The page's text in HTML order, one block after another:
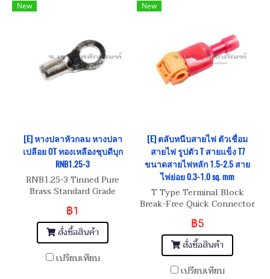
New
[E] หางปลาหัวกลม หางปลา
เปลือย OT ทองเหลืองชุบดีบุก
RNB1.25-3
RNB1.25-3 Tinned Pure
Brass Standard Grade
฿1
สั่งซื้อสินค้า
เปรียบเทียบ
New
[E] ตลับหนีบสายไฟ ตัวเชื่อม
สายไฟ รูปตัว T สายแข็ง T7
ขนาดสายไฟหลัก 1.5-2.5 สาย
ไฟย่อย 0.3-1.0 sq. mm
T Type Terminal Block
Break-Free Quick Connector
: T7 downlight model
Connector 0.5-1.5mm²
฿5
สั่งซื้อสินค้า
เปรียบเทียบ